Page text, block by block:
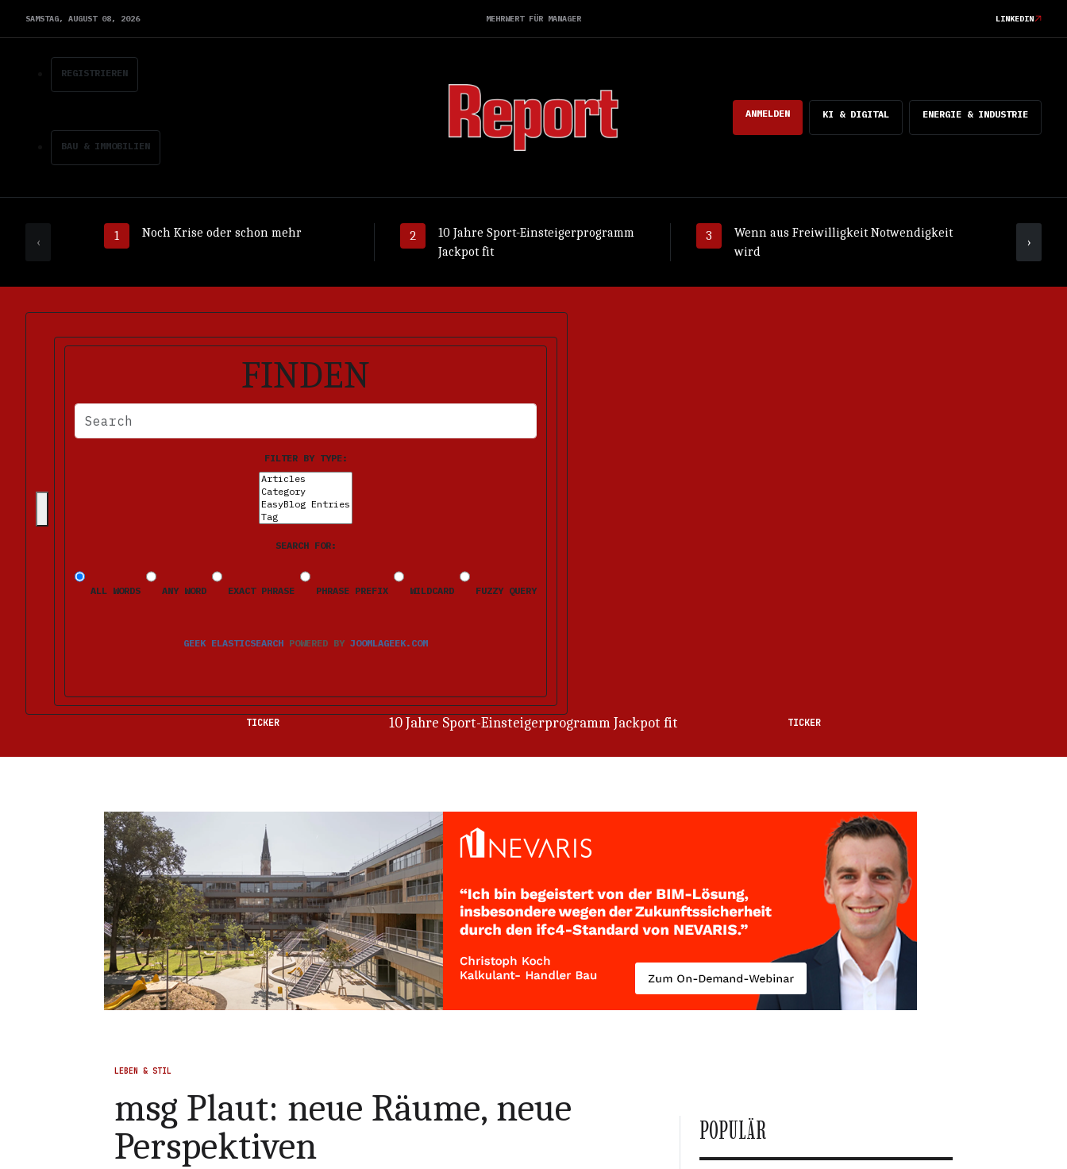
SAMSTAG, AUGUST 08, 2026 MEHRWERT FÜR MANAGER LINKEDIN
ANMELDEN KI & DIGITAL ENERGIE & INDUSTRIE
REGISTRIEREN
BAU & IMMOBILIEN
Noch Krise oder schon mehr
10 Jahre Sport-Einsteigerprogramm
Jackpot fit
Wenn aus Freiwilligkeit Notwendigkeit
wird
‹ ›
FINDEN
BITTE FÜLLEN SIE DIE ERFORDERLICHEN FELDER AUS. FEHLERMELDUNGEN ERSCHEINEN NACH DEM ABSENDEN BEIM JEWEILIGEN FELD.
FILTER BY TYPE:
SEARCH FOR:
ALL WORDS ANY WORD EXACT PHRASE PHRASE PREFIX WILDCARD FUZZY QUERY
GEEK ELASTICSEARCH POWERED BY JOOMLAGEEK.COM
TICKER Wenn aus Freiwilligkeit Notwendigkeit wird TICKER
LEBEN & STIL
msg Plaut: neue Räume, neue
Perspektiven
POPULÄR